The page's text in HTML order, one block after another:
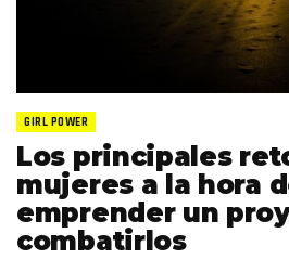
GIRL POWER
Los principales
mujeres a la hora
emprender un
combatirlos